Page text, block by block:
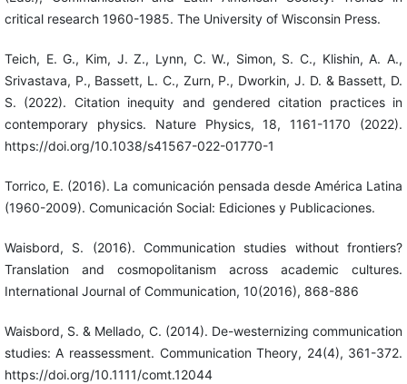
critical research 1960-1985. The University of Wisconsin Press.
Teich, E. G., Kim, J. Z., Lynn, C. W., Simon, S. C., Klishin, A. A.,
Srivastava, P., Bassett, L. C., Zurn, P., Dworkin, J. D. & Bassett, D.
S. (2022). Citation inequity and gendered citation practices in
contemporary physics. Nature Physics, 18, 1161-1170 (2022).
https://doi.org/10.1038/s41567-022-01770-1
Torrico, E. (2016). La comunicación pensada desde América Latina
(1960-2009). Comunicación Social: Ediciones y Publicaciones.
Waisbord, S. (2016). Communication studies without frontiers?
Translation and cosmopolitanism across academic cultures.
International Journal of Communication, 10(2016), 868-886
Waisbord, S. & Mellado, C. (2014). De-westernizing communication
studies: A reassessment. Communication Theory, 24(4), 361-372.
https://doi.org/10.1111/comt.12044